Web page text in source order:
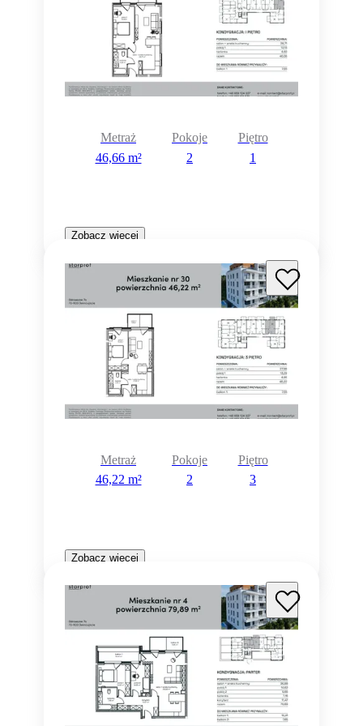
Metraż
46,66 m²
Pokoje
2
Piętro
1
Zobacz więcej
Metraż
46,22 m²
Pokoje
2
Piętro
3
Zobacz więcej